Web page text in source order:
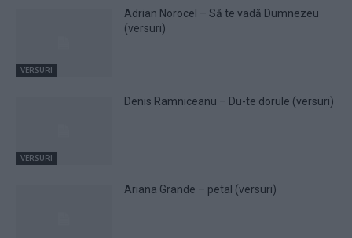
VERSURI
Adrian Norocel – Să te vadă Dumnezeu
(versuri)
VERSURI
Denis Ramniceanu – Du-te dorule (versuri)
Ariana Grande – petal (versuri)